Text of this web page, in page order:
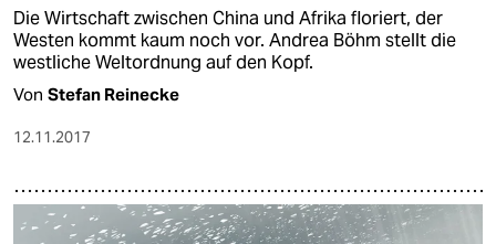
Die Wirtschaft zwischen China und Afrika floriert, der
Westen kommt kaum noch vor. Andrea Böhm stellt die
westliche Weltordnung auf den Kopf.
Von Stefan Reinecke
12.11.2017